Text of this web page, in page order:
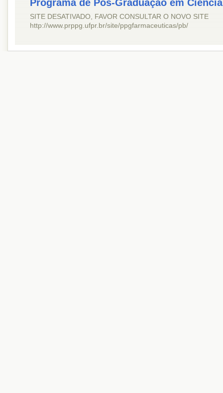
Programa de Pós-Graduação em
SITE DESATIVADO, FAVOR CONSULTAR O NOVO SITE
http://www.prppg.ufpr.br/site/ppgfarmaceuticas/pb/